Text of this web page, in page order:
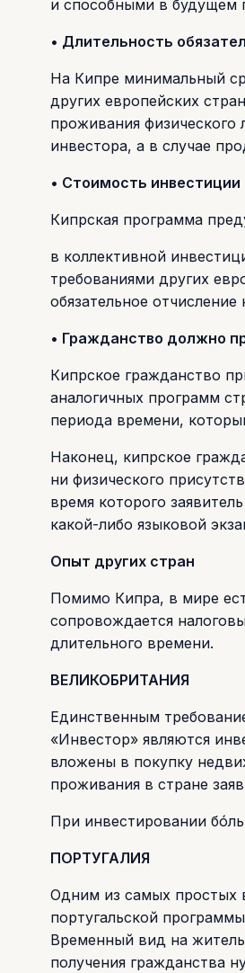
и способными в будущем
• Длительность
На Кипре минимальный
других европейских
проживания
инвестора, а в случае
• Стоимость
Кипрская программа
в коллективной
требованиями других
обязательное
• Гражданство должно
Кипрское гражданство
аналогичных программ
периода времени,
Наконец, кипрское
ни физического
время которого
какой-либо языковой
Опыт других стран
Помимо Кипра, в мире
сопровождается
длительного времени.
ВЕЛИКОБРИТАНИЯ
Единственным
«Инвестор» являются
вложены в покупку
проживания в стране
При инвестировании
ПОРТУГАЛИЯ
Одним из самых простых
португальской
Временный вид на
получения гражданства